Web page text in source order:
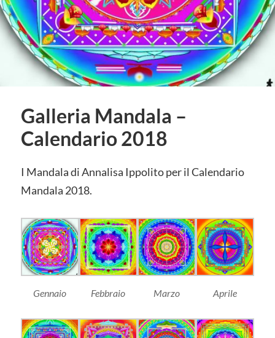
Galleria Mandala –
Calendario 2018
I Mandala di Annalisa Ippolito per il Calendario
Mandala 2018.
Gennaio Febbraio Marzo Aprile